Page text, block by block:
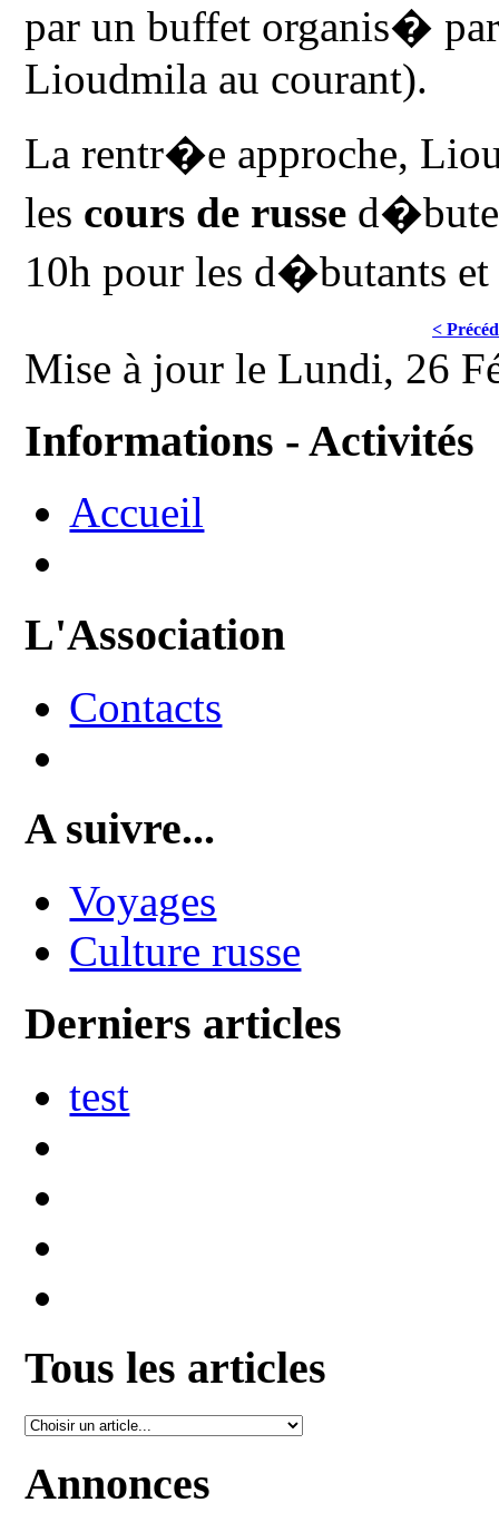
par un buffet organis�
Lioudmila au courant).
La rentr�e approche,
les cours de russe
10h pour les d�butants
<
Mise à jour le Lundi, 26
Informations - Activités
Accueil
L'Association
Contacts
A suivre...
Voyages
Culture russe
Derniers articles
test
Tous les articles
Annonces